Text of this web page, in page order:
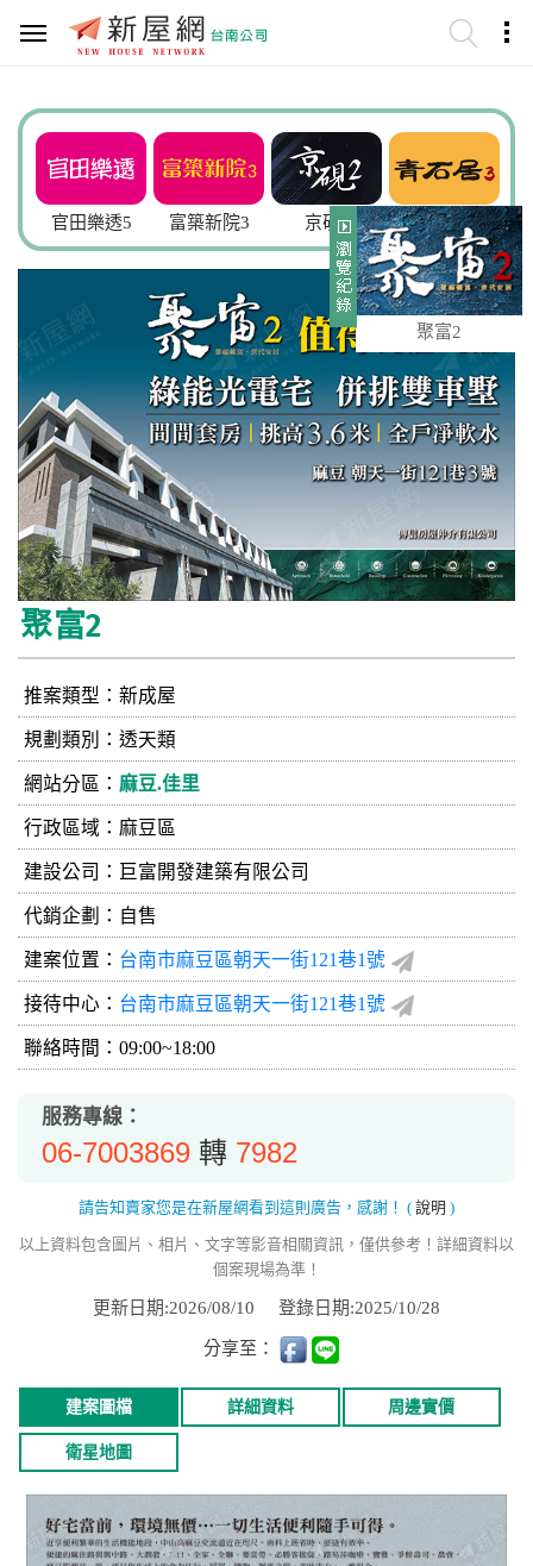
聚富2
官田樂透5 富築新院3 京硯2 青石居3
聚富2
推案類型：新成屋
規劃類別：透天類
網站分區： 麻豆.佳里
行政區域：麻豆區
建設公司： 巨富開發建築有限公司
代銷企劃：自售
建案位置： 台南市麻豆區朝天一街121巷1號
接待中心： 台南市麻豆區朝天一街121巷1號
聯絡時間：09:00~18:00
服務專線：
06-7003869 轉 7982
請告知賣家您是在新屋網看到這則廣告，感謝！ ( 說明 )
以上資料包含圖片、相片、文字等影音相關資訊，僅供參考！詳細資料以
個案現場為準！
更新日期:2026/08/10 登錄日期:2025/10/28
分享至：
建案圖檔 詳細資料 周邊實價
衛星地圖